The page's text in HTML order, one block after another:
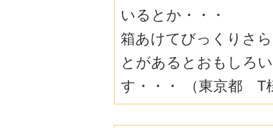
いるとか・・・
箱あけてびっくりさ
とがあるとおもしろ
す・・・ （東京都 T